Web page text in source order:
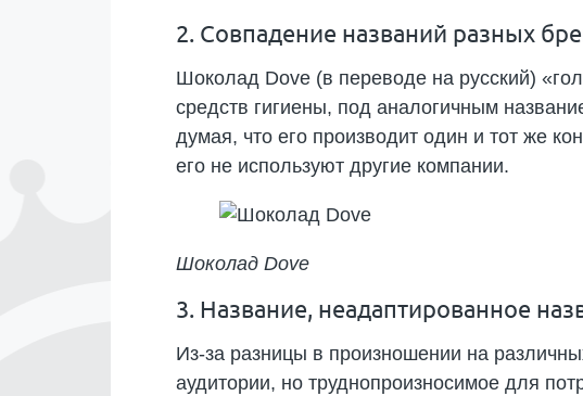
2. Совпадение названий разных
Шоколад Dove (в переводе на русский)
средств гигиены, под аналогичным
думая, что его производит один и тот же
его не используют другие компании.
Шоколад Dove
3. Название, неадаптированное
Из-за разницы в произношении на
аудитории, но труднопроизносимое для